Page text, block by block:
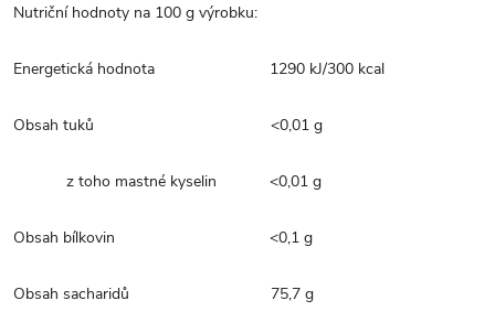
Nutriční hodnoty na 100 g výrobku:
Energetická hodnota 1290 kJ/300 kcal
Obsah tuků <0,01 g
z toho mastné kyselin <0,01 g
Obsah bílkovin <0,1 g
Obsah sacharidů 75,7 g